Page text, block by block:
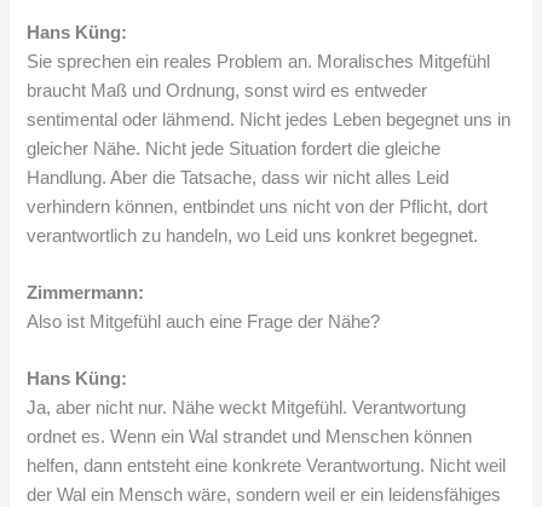
Hans Küng:
Sie sprechen ein reales Problem an. Moralisches Mitgefühl
braucht Maß und Ordnung, sonst wird es entweder
sentimental oder lähmend. Nicht jedes Leben begegnet uns in
gleicher Nähe. Nicht jede Situation fordert die gleiche
Handlung. Aber die Tatsache, dass wir nicht alles Leid
verhindern können, entbindet uns nicht von der Pflicht, dort
verantwortlich zu handeln, wo Leid uns konkret begegnet.
Zimmermann:
Also ist Mitgefühl auch eine Frage der Nähe?
Hans Küng:
Ja, aber nicht nur. Nähe weckt Mitgefühl. Verantwortung
ordnet es. Wenn ein Wal strandet und Menschen können
helfen, dann entsteht eine konkrete Verantwortung. Nicht weil
der Wal ein Mensch wäre, sondern weil er ein leidensfähiges